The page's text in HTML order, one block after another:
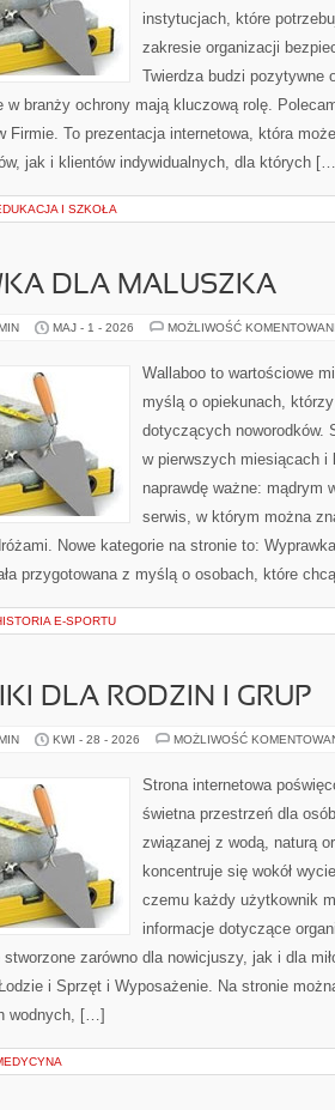
instytucjach, które
zakresie organizacji
Twierdza budzi pozytywne
w branży ochrony mają kluczową rolę.
Firmie. To prezentacja internetowa, która
jak i klientów indywidualnych, dla których
I SZKOŁA
DLA MALUSZKA
MAJ - 1 - 2026 MOŻLIWOŚĆ
Wallaboo to wartościowe
myślą o opiekunach,
dotyczących noworodków.
w pierwszych miesiącach
naprawdę ważne: mądrym
serwis, w którym można
Nowe kategorie na stronie to:
przygotowana z myślą o osobach, które
E-SPORTU
DLA RODZIN I GRUP
KWI - 28 - 2026 MOŻLIWOŚĆ
Strona internetowa
świetna przestrzeń dla
związanej z wodą, naturą
koncentruje się wokół
czemu każdy użytkownik
informacje dotyczące
zarówno dla nowicjuszy, jak i dla
i Sprzęt i Wyposażenie. Na stronie
wodnych, […]